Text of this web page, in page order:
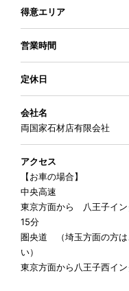
得意エリア
営業時間
定休日
会社名
両国家石材店有限会社
アクセス
【お車の場合】
中央高速
東京方面から 八王子イ
15分
圏央道 （埼玉方面の方は
い）
東京方面から八王子西イ